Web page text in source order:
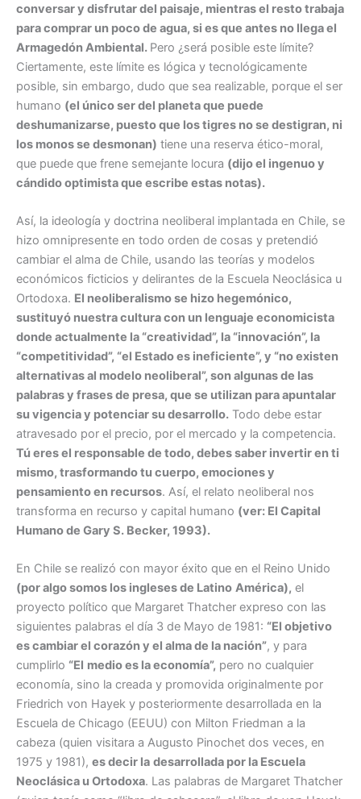
conversar y disfrutar del paisaje, mientras el resto trabaja
para comprar un poco de agua, si es que antes no llega el
Armagedón Ambiental. Pero ¿será posible este límite?
Ciertamente, este límite es lógica y tecnológicamente
posible, sin embargo, dudo que sea realizable, porque el ser
humano (el único ser del planeta que puede
deshumanizarse, puesto que los tigres no se destigran, ni
los monos se desmonan) tiene una reserva ético-moral,
que puede que frene semejante locura (dijo el ingenuo y
cándido optimista que escribe estas notas).
Así, la ideología y doctrina neoliberal implantada en Chile, se
hizo omnipresente en todo orden de cosas y pretendió
cambiar el alma de Chile, usando las teorías y modelos
económicos ficticios y delirantes de la Escuela Neoclásica u
Ortodoxa. El neoliberalismo se hizo hegemónico,
sustituyó nuestra cultura con un lenguaje economicista
donde actualmente la “creatividad”, la “innovación”, la
“competitividad”, “el Estado es ineficiente”, y “no existen
alternativas al modelo neoliberal”, son algunas de las
palabras y frases de presa, que se utilizan para apuntalar
su vigencia y potenciar su desarrollo. Todo debe estar
atravesado por el precio, por el mercado y la competencia.
Tú eres el responsable de todo, debes saber invertir en ti
mismo, trasformando tu cuerpo, emociones y
pensamiento en recursos. Así, el relato neoliberal nos
transforma en recurso y capital humano (ver: El Capital
Humano de Gary S. Becker, 1993).
En Chile se realizó con mayor éxito que en el Reino Unido
(por algo somos los ingleses de Latino América), el
proyecto político que Margaret Thatcher expreso con las
siguientes palabras el día 3 de Mayo de 1981: “El objetivo
es cambiar el corazón y el alma de la nación”, y para
cumplirlo “El medio es la economía”, pero no cualquier
economía, sino la creada y promovida originalmente por
Friedrich von Hayek y posteriormente desarrollada en la
Escuela de Chicago (EEUU) con Milton Friedman a la
cabeza (quien visitara a Augusto Pinochet dos veces, en
1975 y 1981), es decir la desarrollada por la Escuela
Neoclásica u Ortodoxa. Las palabras de Margaret Thatcher